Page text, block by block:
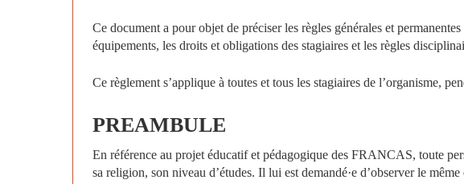
Ce document a pour objet de préciser les règles générales et
équipements, les droits et obligations des stagiaires et les règles
Ce règlement s’applique à toutes et tous les stagiaires de l’organisme,
PREAMBULE
En référence au projet éducatif et pédagogique des FRANCAS, toute
sa religion, son niveau d’études. Il lui est demandé·e d’observer le